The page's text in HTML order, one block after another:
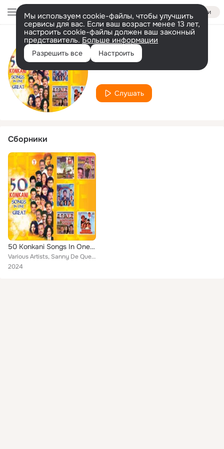
Войти
Мы используем cookie-файлы, чтобы улучшить
сервисы для вас. Если ваш возраст менее 13 лет,
настроить cookie-файлы должен ваш законный
представитель. Больше информации
Разрешить все Настроить
Исполнитель
Ancetto
Слушать
Сборники
50 Konkani Songs In One Great, Vol. 02
Various Artists, Sanny De Quepem, William, Cruz Pinehiro, Rosary Ferns, Edwin Pinto, Prince Jacob, Ancetto, Nevis Olivera, Busha...
2024